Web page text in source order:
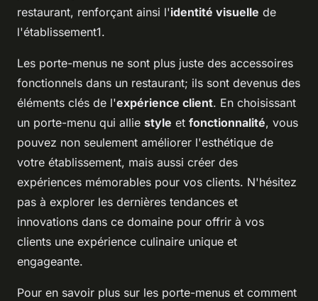
restaurant, renforçant ainsi l'identité visuelle de
l'établissement1.
Les porte-menus ne sont plus juste des accessoires
fonctionnels dans un restaurant; ils sont devenus des
éléments clés de l'expérience client. En choisissant
un porte-menu qui allie style et fonctionnalité, vous
pouvez non seulement améliorer l'esthétique de
votre établissement, mais aussi créer des
expériences mémorables pour vos clients. N'hésitez
pas à explorer les dernières tendances et
innovations dans ce domaine pour offrir à vos
clients une expérience culinaire unique et
engageante.
Pour en savoir plus sur les porte-menus et comment